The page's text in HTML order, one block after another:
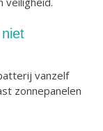
vanzelf
zonnepanelen